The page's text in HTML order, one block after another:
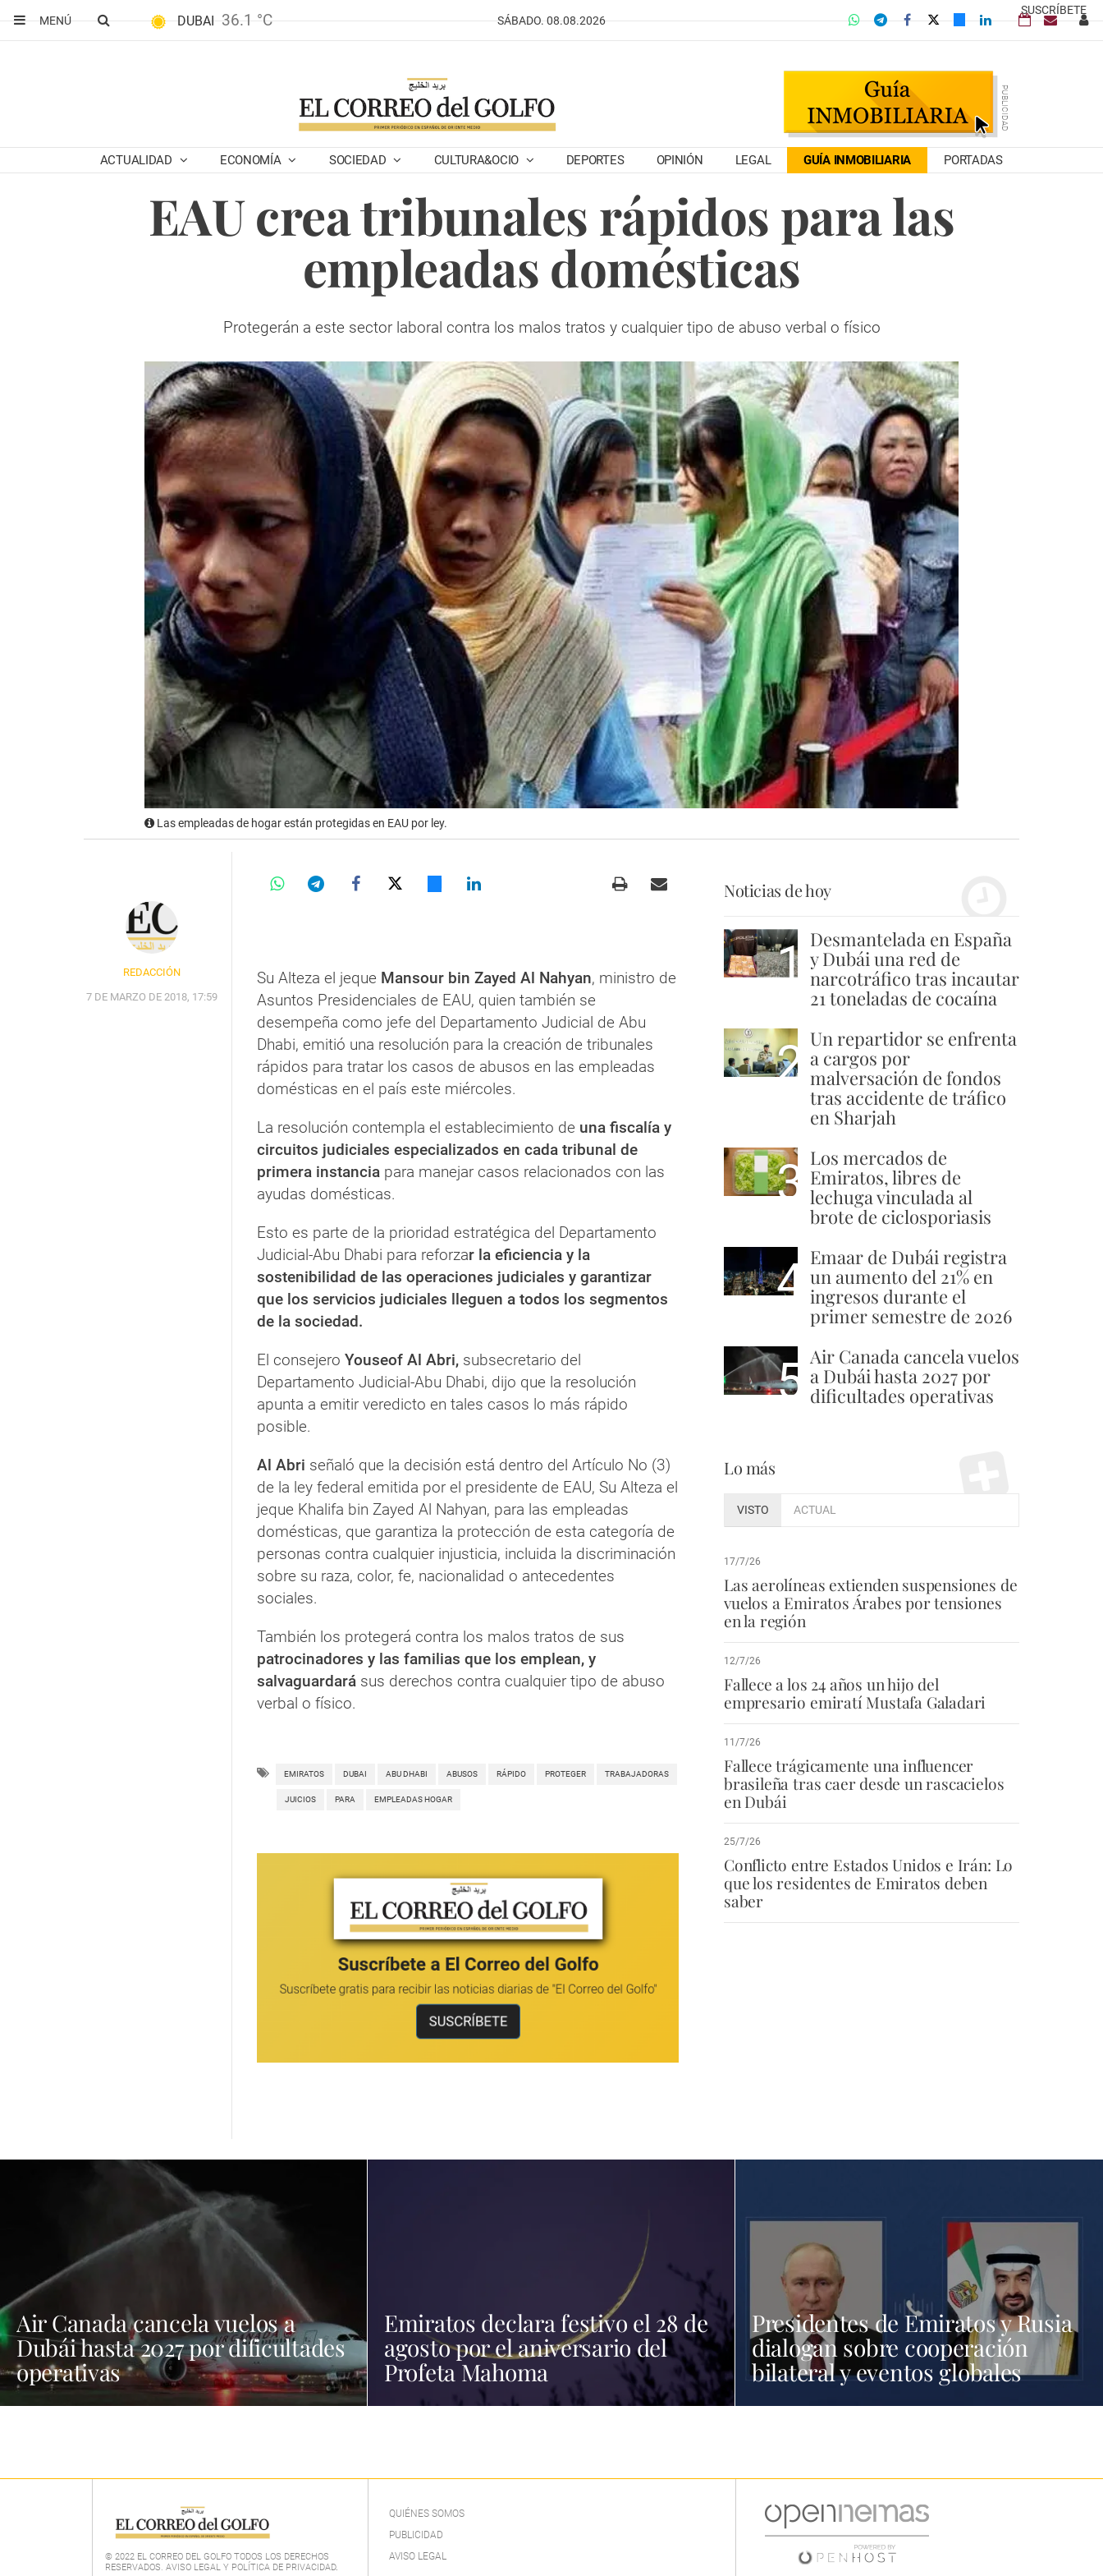
SUSCRÍBETE
MENÚ
DUBAI 36.1 °C SÁBADO. 08.08.2026
ACTUALIDAD ECONOMÍA SOCIEDAD CULTURA&OCIO DEPORTES OPINIÓN LEGAL GUÍA INMOBILIARIA PORTADAS
EAU crea tribunales rápidos para las
empleadas domésticas
Protegerán a este sector laboral contra los malos tratos y cualquier tipo de abuso verbal o físico
Las empleadas de hogar están protegidas en EAU por ley.
REDACCIÓN
7 DE MARZO DE 2018, 17:59
Su Alteza el jeque Mansour bin Zayed Al Nahyan, ministro de
Asuntos Presidenciales de EAU, quien también se
desempeña como jefe del Departamento Judicial de Abu
Dhabi, emitió una resolución para la creación de tribunales
rápidos para tratar los casos de abusos en las empleadas
domésticas en el país este miércoles.
La resolución contempla el establecimiento de una fiscalía y
circuitos judiciales especializados en cada tribunal de
primera instancia para manejar casos relacionados con las
ayudas domésticas.
Esto es parte de la prioridad estratégica del Departamento
Judicial-Abu Dhabi para reforzar la eficiencia y la
sostenibilidad de las operaciones judiciales y garantizar
que los servicios judiciales lleguen a todos los segmentos
de la sociedad.
El consejero Youseof Al Abri, subsecretario del
Departamento Judicial-Abu Dhabi, dijo que la resolución
apunta a emitir veredicto en tales casos lo más rápido
posible.
Al Abri señaló que la decisión está dentro del Artículo No (3)
de la ley federal emitida por el presidente de EAU, Su Alteza el
jeque Khalifa bin Zayed Al Nahyan, para las empleadas
domésticas, que garantiza la protección de esta categoría de
personas contra cualquier injusticia, incluida la discriminación
sobre su raza, color, fe, nacionalidad o antecedentes
sociales.
También los protegerá contra los malos tratos de sus
patrocinadores y las familias que los emplean, y
salvaguardará sus derechos contra cualquier tipo de abuso
verbal o físico.
EMIRATOS DUBAI ABU DHABI ABUSOS RÁPIDO PROTEGER TRABAJADORAS
JUICIOS PARA EMPLEADAS HOGAR
Noticias de hoy
1 Desmantelada en España
y Dubái una red de
narcotráfico tras incautar
21 toneladas de cocaína
2 Un repartidor se enfrenta
a cargos por
malversación de fondos
tras accidente de tráfico
en Sharjah
3 Los mercados de
Emiratos, libres de
lechuga vinculada al
brote de ciclosporiasis
4 Emaar de Dubái registra
un aumento del 21% en
ingresos durante el
primer semestre de 2026
5 Air Canada cancela vuelos
a Dubái hasta 2027 por
dificultades operativas
Lo más
VISTO ACTUAL
17/7/26
Las aerolíneas extienden suspensiones de
vuelos a Emiratos Árabes por tensiones
en la región
12/7/26
Fallece a los 24 años un hijo del
empresario emiratí Mustafa Galadari
11/7/26
Fallece trágicamente una influencer
brasileña tras caer desde un rascacielos
en Dubái
25/7/26
Conflicto entre Estados Unidos e Irán: Lo
que los residentes de Emiratos deben
saber
Air Canada cancela vuelos a
Dubái hasta 2027 por dificultades
operativas
Emiratos declara festivo el 28 de
agosto por el aniversario del
Profeta Mahoma
Presidentes de Emiratos y Rusia
dialogan sobre cooperación
bilateral y eventos globales
© 2022 EL CORREO DEL GOLFO TODOS LOS DERECHOS
RESERVADOS. AVISO LEGAL Y POLÍTICA DE PRIVACIDAD.
QUIÉNES SOMOS
PUBLICIDAD
AVISO LEGAL